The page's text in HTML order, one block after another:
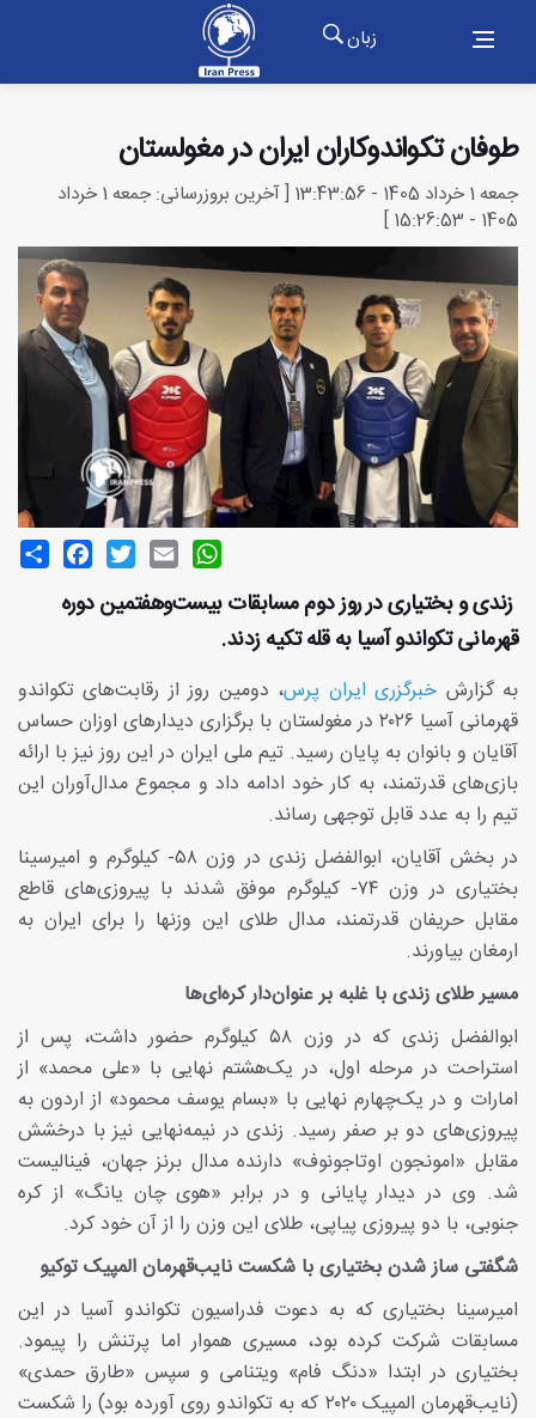
زبان
طوفان تکواندوکاران ایران در مغولستان
جمعه 1 خرداد 1405 - 13:43:56 [ آخرین بروزرسانی: جمعه 1 خرداد
1405 - 15:26:53 ]
Share
FacebookTwitterEmail
WhatsApp
زندی و بختیاری در روز دوم مسابقات بیست‌وهفتمین دوره
قهرمانی تکواندو آسیا به قله تکیه زدند.
به گزارش خبرگزری ایران پرس، دومین روز از رقابت‌های تکواندو
قهرمانی آسیا ۲۰۲۶ در مغولستان با برگزاری دیدارهای اوزان حساس
آقایان و بانوان به پایان رسید. تیم ملی ایران در این روز نیز با ارائه
بازی‌های قدرتمند، به کار خود ادامه داد و مجموع مدال‌آوران این
تیم را به عدد قابل توجهی رساند.
در بخش آقایان، ابوالفضل زندی در وزن ۵۸- کیلوگرم و امیرسینا
بختیاری در وزن ۷۴- کیلوگرم موفق شدند با پیروزی‌های قاطع
مقابل حریفان قدرتمند، مدال طلای این وزنها را برای ایران به
ارمغان بیاورند.
مسیر طلای زندی با غلبه بر عنوان‌دار کره‌ای‌ها
ابوالفضل زندی که در وزن ۵۸ کیلوگرم حضور داشت، پس از
استراحت در مرحله اول، در یک‌هشتم نهایی با «علی محمد» از
امارات و در یک‌چهارم نهایی با «بسام یوسف محمود» از اردون به
پیروزی‌های دو بر صفر رسید. زندی در نیمه‌نهایی نیز با درخشش
مقابل «امونجون اوتاجونوف» دارنده مدال برنز جهان، فینالیست
شد. وی در دیدار پایانی و در برابر «هوی چان یانگ» از کره
جنوبی، با دو پیروزی پیاپی، طلای این وزن را از آن خود کرد.
شگفتی ساز شدن بختیاری با شکست نایب‌قهرمان المپیک توکیو
امیرسینا بختیاری که به دعوت فدراسیون تکواندو آسیا در این
مسابقات شرکت کرده بود، مسیری هموار اما پرتنش را پیمود.
بختیاری در ابتدا «دنگ فام» ویتنامی و سپس «طارق حمدی»
(نایب‌قهرمان المپیک ۲۰۲۰ که به تکواندو روی آورده بود) را شکست